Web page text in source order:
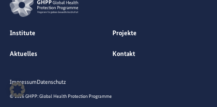
Institute Projekte
Aktuelles Kontakt
© 2026 GHPP: Global Health Protection Programme
ImpressumDatenschutz